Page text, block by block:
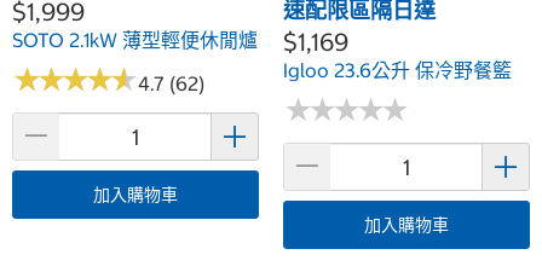
$1,999
SOTO 2.1kW 薄型輕便休閒爐
★★★★★
★★★★★4.7 (62)
加入購物車
速配限區隔日達
$1,169
Igloo 23.6公升 保冷野餐籃
★★★★★
★★★★★
加入購物車